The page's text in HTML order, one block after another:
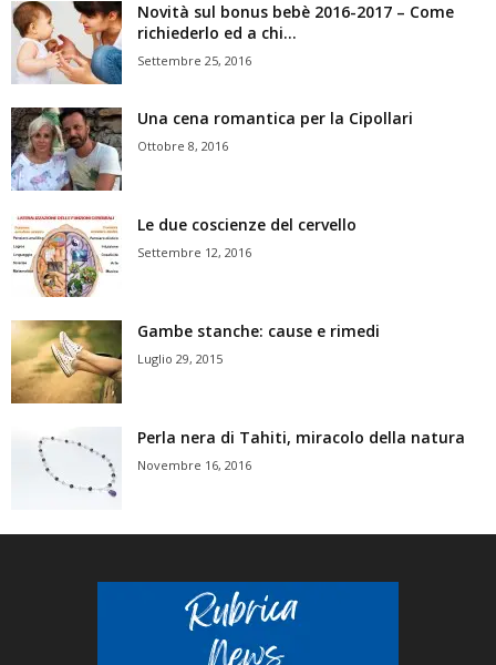
Novità sul bonus bebè 2016-2017 – Come
richiederlo ed a chi...
Settembre 25, 2016
Una cena romantica per la Cipollari
Ottobre 8, 2016
Le due coscienze del cervello
Settembre 12, 2016
Gambe stanche: cause e rimedi
Luglio 29, 2015
Perla nera di Tahiti, miracolo della natura
Novembre 16, 2016